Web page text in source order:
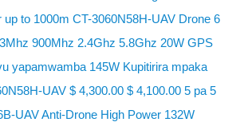
up to 1000m CT-3060N58H-UAV Drone 6
900Mhz 2.4Ghz 5.8Ghz 20W GPS
yapamwamba 145W Kupitirira mpaka
UAV $ 4,300.00 $ 4,100.00 5 pa 5
UAV Anti-Drone High Power 132W